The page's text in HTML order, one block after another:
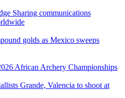
Sharing communications
golds as Mexico sweeps
African Archery Championships
Grande, Valencia to shoot at